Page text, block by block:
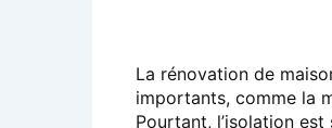
La rénovation de
importants, comme la
Pourtant, l’isolation